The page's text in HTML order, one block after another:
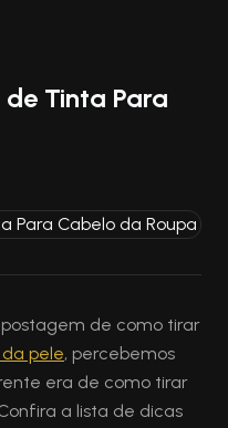
Tinta Para
de como tirar
pele, percebemos
era de como tirar
a lista de dicas